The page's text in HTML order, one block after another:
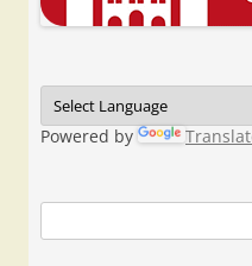
Powered by
nach: